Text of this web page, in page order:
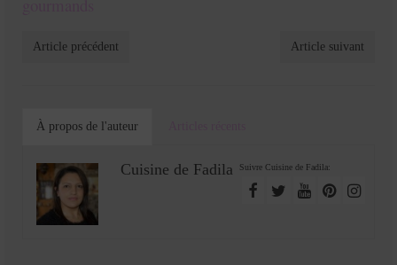
Article précédent Article suivant
À propos de l'auteur
Suivre Cuisine de Fadila:
Cuisine de Fadila